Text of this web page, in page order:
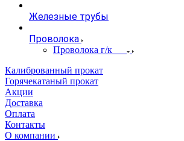
Железные трубы
Проволока
Проволока г/к
Калиброванный прокат
Горячекатаный прокат
Акции
Доставка
Оплата
Контакты
О компании